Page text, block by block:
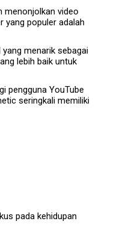
menonjolkan video
yang populer adalah
menarik sebagai
lebih baik untuk
pengguna YouTube
seringkali memiliki
pada kehidupan